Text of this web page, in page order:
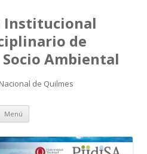
Institucional
de
Ambiental
de Quilmes
Menú Saltar
contenido